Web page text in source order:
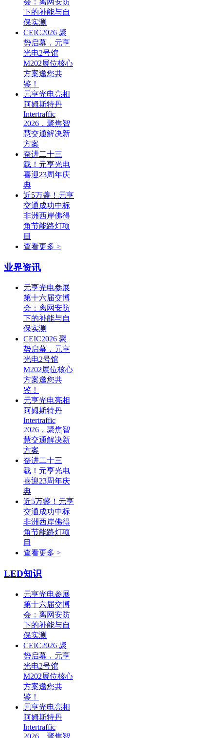
会：离网安防
下的补能与自
保实测
CEIC2026 聚
势启幕，元亨
光电2号馆
M202展位核心
方案邀您共
鉴！
元亨光电亮相
阿姆斯特丹
Intertraffic
2026，聚焦智
慧交通解决新
方案
奋进二十三
载！元亨光电
喜迎23周年庆
典
近5万盏！元亨
交通成功中标
非洲西岸佛得
角节能路灯项
目
查看更多 >
业界资讯
元亨光电参展
第十六届交博
会：离网安防
下的补能与自
保实测
CEIC2026 聚
势启幕，元亨
光电2号馆
M202展位核心
方案邀您共
鉴！
元亨光电亮相
阿姆斯特丹
Intertraffic
2026，聚焦智
慧交通解决新
方案
奋进二十三
载！元亨光电
喜迎23周年庆
典
近5万盏！元亨
交通成功中标
非洲西岸佛得
角节能路灯项
目
查看更多 >
LED知识
元亨光电参展
第十六届交博
会：离网安防
下的补能与自
保实测
CEIC2026 聚
势启幕，元亨
光电2号馆
M202展位核心
方案邀您共
鉴！
元亨光电亮相
阿姆斯特丹
Intertraffic
2026，聚焦智